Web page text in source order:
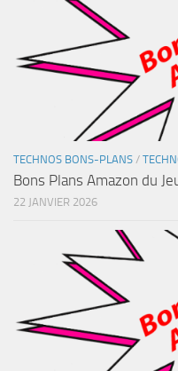
TECHNOS BONS-PLANS /
Bons Plans Amazon du
22 JANVIER 2026